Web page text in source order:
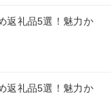
返礼品5選！魅力か
返礼品5選！魅力か